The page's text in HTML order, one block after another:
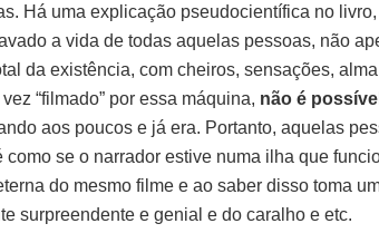
Há uma explicação pseudocientífica no
a vida de todas aquelas pessoas, não
da existência, com cheiros, sensações,
“filmado” por essa máquina, não é
aos poucos e já era. Portanto, aquelas
se o narrador estive numa ilha que
do mesmo filme e ao saber disso toma
surpreendente e genial e do caralho e etc.